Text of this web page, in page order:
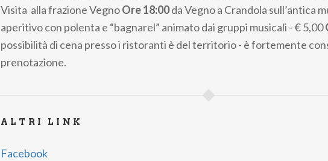
Visita alla frazione VegnoOre 18:00da Vegno a Crandola sull’antica
aperitivo con polenta e “bagnarel” animato dai gruppi musicali - € 5,00
possibilità di cena presso i ristoranti è del territorio - è fortemente
prenotazione.
ALTRI LINK
Facebook